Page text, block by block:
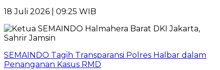
18 Juli 2026 | 09:25 WIB
SEMAINDO Tagih Transparansi Polres Halbar dalam
Penanganan Kasus RMD